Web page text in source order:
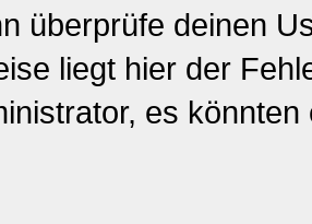
überprüfe deinen
liegt hier der
es